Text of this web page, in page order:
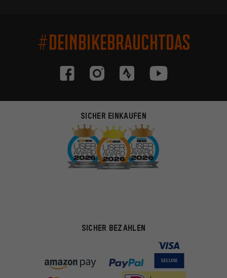
#DEINBIKEBRAUCHTDAS
SICHER EINKAUFEN
SICHER BEZAHLEN